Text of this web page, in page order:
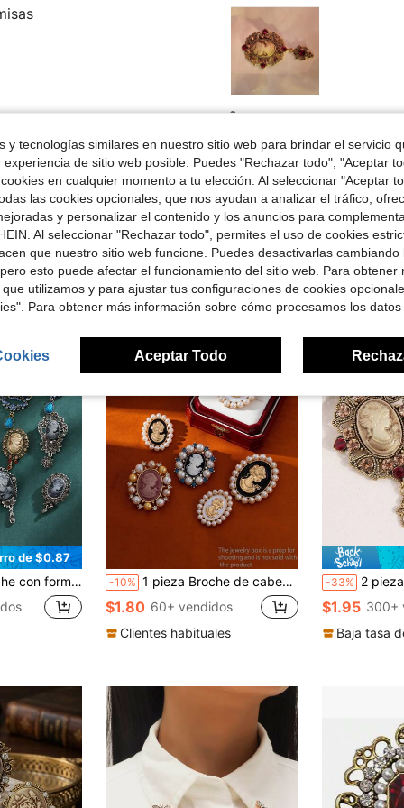
de $0.87
para ropa, bolso, mochila para la escuela, oficina, camisas, chaquetas, joyería, regalos navideños, disfraces, accesorios de bolso, regalos para maestros -10% 1 pieza Broche de cabeza de mujer con incrustación de perlas de aleación, accesorio de ropa estilo minimalista europeo/francés/real, alfiler de solapa único
$1.80 60+ vendidos
Clientes habituales
-33% 2 piezas Conjunto de
$1.95 300+
Baja tasa
y tecnologías similares en nuestro sitio web para brindar el servicio
de sitio web posible. Puedes "Rechazar todo", "Aceptar
en cualquier momento a tu elección. Al seleccionar "Aceptar
las cookies opcionales, que nos ayudan a analizar el tráfico,
y personalizar el contenido y los anuncios para
Al seleccionar "Rechazar todo", permites el uso de cookies
que nuestro sitio web funcione. Puedes desactivarlas cambiando
esto puede afectar el funcionamiento del sitio web. Para obtener
utilizamos y para ajustar tus configuraciones de cookies
Para obtener más información sobre cómo procesamos los datos
Aceptar Todo